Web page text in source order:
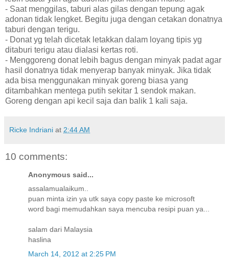
- Saat menggilas, taburi alas gilas dengan tepung agak
adonan tidak lengket. Begitu juga dengan cetakan donatnya
taburi dengan terigu.
- Donat yg telah dicetak letakkan dalam loyang tipis yg
ditaburi terigu atau dialasi kertas roti.
- Menggoreng donat lebih bagus dengan minyak padat agar
hasil donatnya tidak menyerap banyak minyak. Jika tidak
ada bisa menggunakan minyak goreng biasa yang
ditambahkan mentega putih sekitar 1 sendok makan.
Goreng dengan api kecil saja dan balik 1 kali saja.
Ricke Indriani at 2:44 AM
10 comments:
Anonymous said...
assalamualaikum..
puan minta izin ya utk saya copy paste ke microsoft
word bagi memudahkan saya mencuba resipi puan ya...
salam dari Malaysia
haslina
March 14, 2012 at 2:25 PM